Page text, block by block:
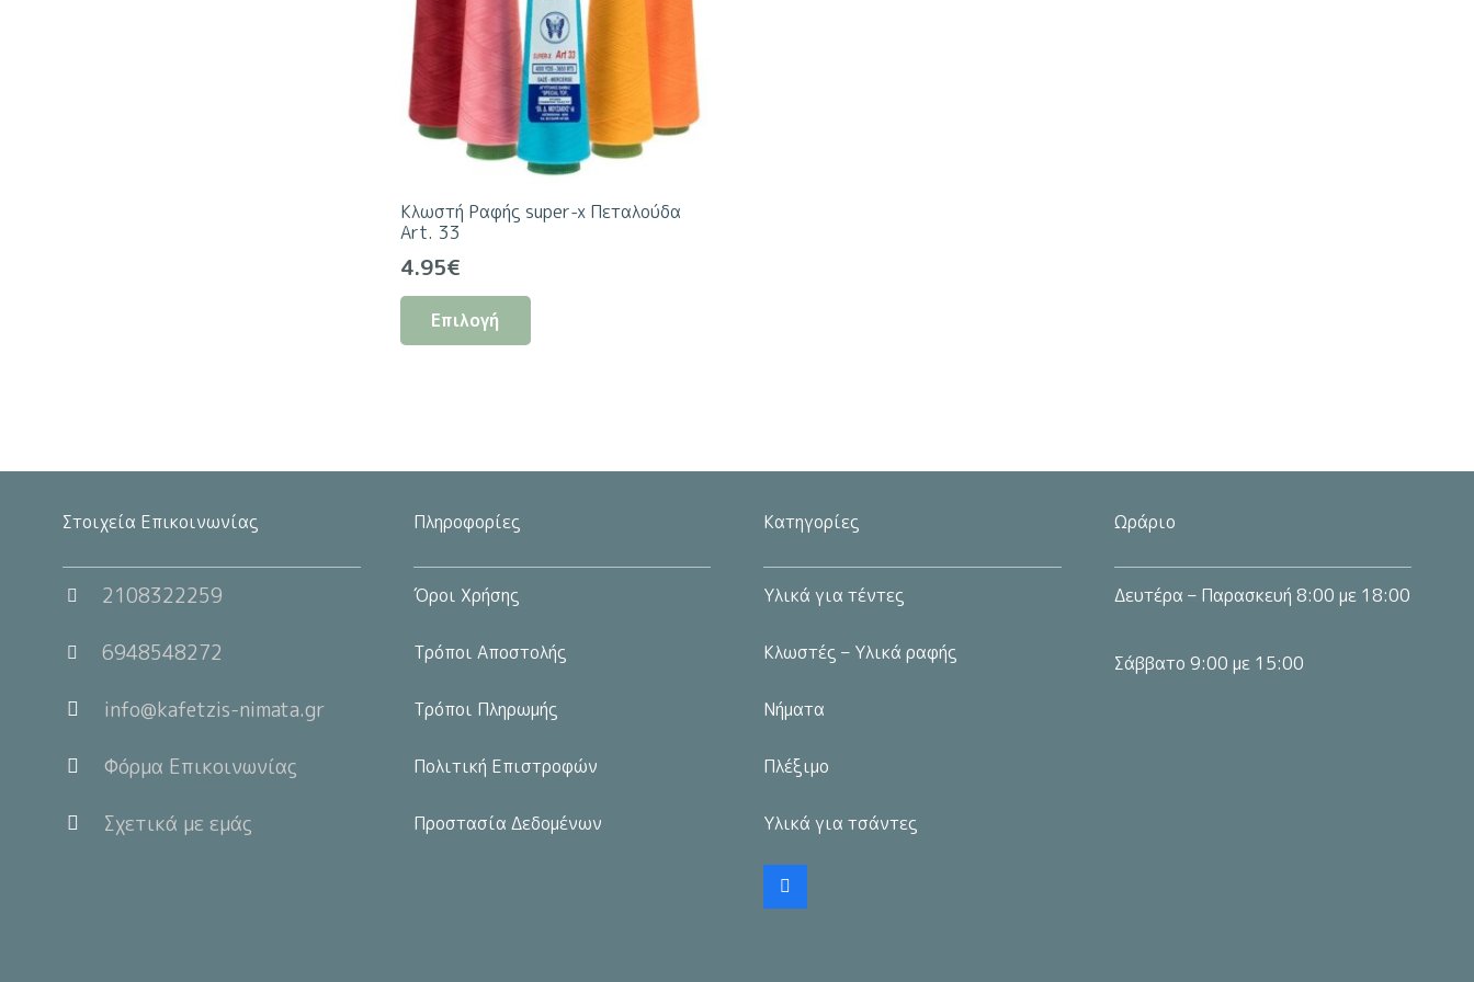
Κλωστή Ραφής super-x Πεταλούδα
Art. 33
4.95€
Επιλογή
να
σελίδα
προϊόντος
Στοιχεία Επικοινωνίας
2108322259
6948548272
info@kafetzis-nimata.gr
Φόρμα Επικοινωνίας
Σχετικά με εμάς
Πληροφορίες
Όροι Χρήσης
Τρόποι Αποστολής
Τρόποι Πληρωμής
Πολιτική Επιστροφών
Προστασία Δεδομένων
Κατηγορίες
Υλικά για τέντες
Κλωστές – Υλικά ραφής
Νήματα
Πλέξιμο
Υλικά για τσάντες
Ωράριο
Δευτέρα – Παρασκευή 8:00 με 18:00
Σάββατο 9:00 με 15:00